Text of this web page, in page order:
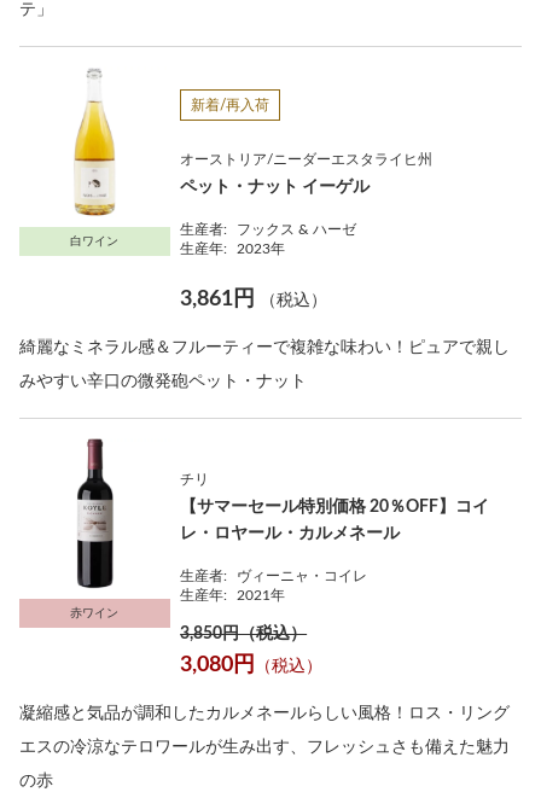
テ」
白ワイン
新着/再入荷
オーストリア/ニーダーエスタライヒ州
ペット・ナット イーゲル
生産者:
フックス & ハーゼ
生産年:
2023年
3,861円 （税込）
綺麗なミネラル感＆フルーティーで複雑な味わい！ピュアで親し
みやすい辛口の微発砲ペット・ナット
赤ワイン
チリ
【サマーセール特別価格 20％OFF】コイ
レ・ロヤール・カルメネール
生産者:
ヴィーニャ・コイレ
生産年:
2021年
3,850円（税込）
3,080円 （税込）
凝縮感と気品が調和したカルメネールらしい風格！ロス・リング
エスの冷涼なテロワールが生み出す、フレッシュさも備えた魅力
の赤